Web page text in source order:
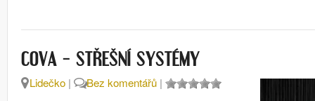
COVA – STŘEŠNÍ SYSTÉMY
Lidečko | Bez komentářů |